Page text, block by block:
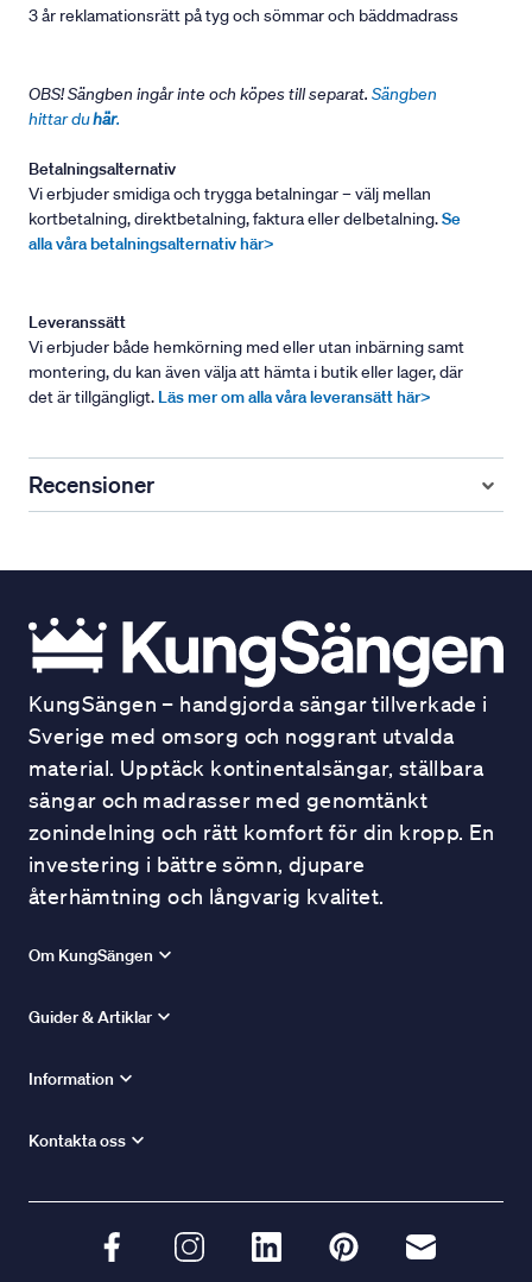
3 år reklamationsrätt på tyg och sömmar och bäddmadrass
OBS! Sängben ingår inte och köpes till separat. Sängben
hittar duhär.
Betalningsalternativ
Vi erbjuder smidiga och trygga betalningar – välj mellan
kortbetalning, direktbetalning, faktura eller delbetalning.Se
alla våra betalningsalternativ här>
Leveranssätt
Vi erbjuder både hemkörning med eller utan inbärning samt
montering, du kan även välja att hämta i butik eller lager, där
det är tillgängligt. Läs mer om alla våra leveransätt här>
Recensioner
KungSängen – handgjorda sängar tillverkade i
Sverige med omsorg och noggrant utvalda
material. Upptäck kontinentalsängar, ställbara
sängar och madrasser med genomtänkt
zonindelning och rätt komfort för din kropp. En
investering i bättre sömn, djupare
återhämtning och långvarig kvalitet.
Om KungSängen
Guider & Artiklar
Information
Kontakta oss